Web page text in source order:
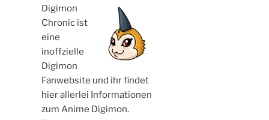
Michael
(Sonntag, Okt. 19. 2025 18:00 )
Für Steffi - Danke für das Angebot,
ich hoffe bei dir gibt es nicht so ein
Mist wie bei mir.
[Antwort]
Steffi
(Montag, Okt. 13. 2025 21:48 )
schreiben wir einfach hier ab und zu
Digimon
Chronic ist
eine
inoffzielle
Digimon
Fanwebsite und ihr findet
hier allerlei Informationen
zum Anime Digimon.